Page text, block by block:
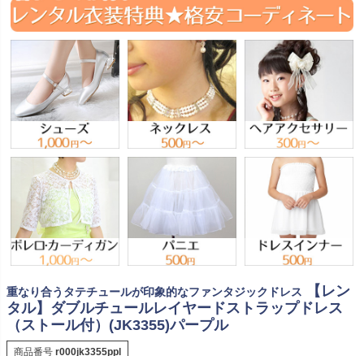
重なり合うタテチュールが印象的なファンタジックドレス
【レン
タル】ダブルチュールレイヤードストラップドレス
（ストール付）(JK3355)パープル
商品番号 r000jk3355ppl